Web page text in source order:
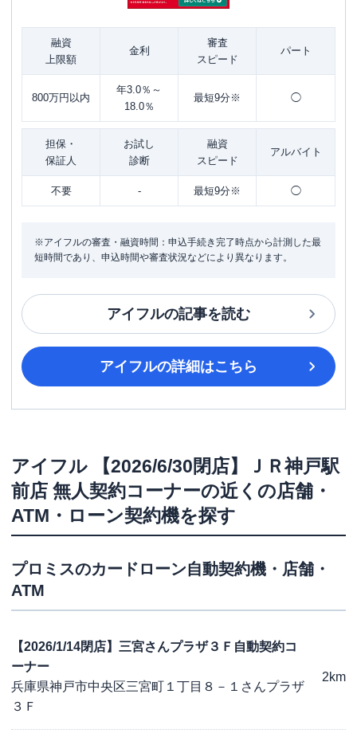
融資
上限額
金利
審査
スピード
パート
800万円以内
年3.0％～
18.0％
最短9分※ ◯
担保・
保証人
お試し
診断
融資
スピード
アルバイト
不要 - 最短9分※ ◯
※アイフルの審査・融資時間：申込手続き完了時点から計測した最
短時間であり、申込時間や審査状況などにより異なります。
アイフルの記事を読む
アイフルの詳細はこちら
アイフル
【2026/6/30閉店】ＪＲ神戸駅
前店 無人契約コーナーの近くの店舗・
ATM・ローン契約機を探す
プロミスのカードローン自動契約機・店舗・
ATM
【2026/1/14閉店】三宮さんプラザ３Ｆ自動契約コ
ーナー
兵庫県神戸市中央区三宮町１丁目８－１さんプラザ
３Ｆ
2km